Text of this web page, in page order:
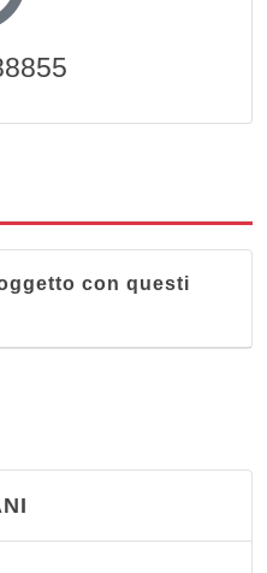
con questi